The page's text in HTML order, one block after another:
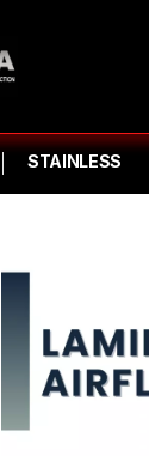
STAINLESS